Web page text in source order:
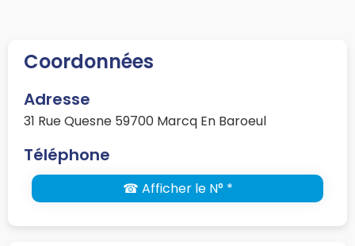
Coordonnées
Adresse
31 Rue Quesne 59700 Marcq En Baroeul
Téléphone
☎ Afficher le N° *